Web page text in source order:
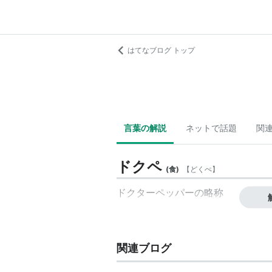
はてなブログ トップ
言葉の解説 ネットで話題 関
ドクペ (食) 【 どくぺ】
ドクターペッパーの略称
関連ブログ